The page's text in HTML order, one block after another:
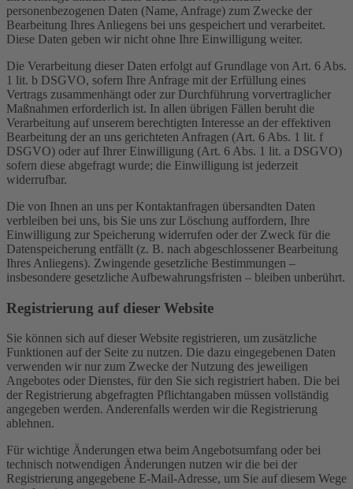
personenbezogenen Daten (Name, Anfrage) zum Zwecke der
Bearbeitung Ihres Anliegens bei uns gespeichert und verarbeitet.
Diese Daten geben wir nicht ohne Ihre Einwilligung weiter.
Die Verarbeitung dieser Daten erfolgt auf Grundlage von Art. 6 Abs.
1 lit. b DSGVO, sofern Ihre Anfrage mit der Erfüllung eines
Vertrags zusammenhängt oder zur Durchführung vorvertraglicher
Maßnahmen erforderlich ist. In allen übrigen Fällen beruht die
Verarbeitung auf unserem berechtigten Interesse an der effektiven
Bearbeitung der an uns gerichteten Anfragen (Art. 6 Abs. 1 lit. f
DSGVO) oder auf Ihrer Einwilligung (Art. 6 Abs. 1 lit. a DSGVO)
sofern diese abgefragt wurde; die Einwilligung ist jederzeit
widerrufbar.
Die von Ihnen an uns per Kontaktanfragen übersandten Daten
verbleiben bei uns, bis Sie uns zur Löschung auffordern, Ihre
Einwilligung zur Speicherung widerrufen oder der Zweck für die
Datenspeicherung entfällt (z. B. nach abgeschlossener Bearbeitung
Ihres Anliegens). Zwingende gesetzliche Bestimmungen –
insbesondere gesetzliche Aufbewahrungsfristen – bleiben unberührt.
Registrierung auf dieser Website
Sie können sich auf dieser Website registrieren, um zusätzliche
Funktionen auf der Seite zu nutzen. Die dazu eingegebenen Daten
verwenden wir nur zum Zwecke der Nutzung des jeweiligen
Angebotes oder Dienstes, für den Sie sich registriert haben. Die bei
der Registrierung abgefragten Pflichtangaben müssen vollständig
angegeben werden. Anderenfalls werden wir die Registrierung
ablehnen.
Für wichtige Änderungen etwa beim Angebotsumfang oder bei
technisch notwendigen Änderungen nutzen wir die bei der
Registrierung angegebene E-Mail-Adresse, um Sie auf diesem Wege